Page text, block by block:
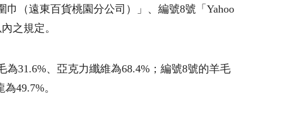
（遠東百貨桃園分公司）」、編號8號「Yahoo
之規定。
31.6%、亞克力纖維為68.4%；編號8號的羊毛
49.7%。